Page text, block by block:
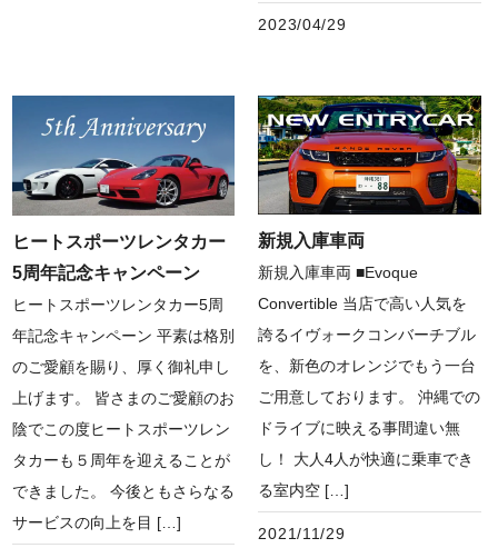
2023/04/29
ヒートスポーツレンタカー
5周年記念キャンペーン
ヒートスポーツレンタカー5周
年記念キャンペーン 平素は格別
のご愛顧を賜り、厚く御礼申し
上げます。 皆さまのご愛顧のお
陰でこの度ヒートスポーツレン
タカーも５周年を迎えることが
できました。 今後ともさらなる
サービスの向上を目 […]
新規入庫車両
新規入庫車両 ■Evoque
Convertible 当店で高い人気を
誇るイヴォークコンバーチブル
を、新色のオレンジでもう一台
ご用意しております。 沖縄での
ドライブに映える事間違い無
し！ 大人4人が快適に乗車でき
る室内空 […]
2021/11/29